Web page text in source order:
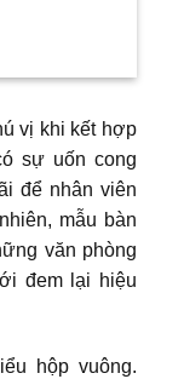
vị khi kết hợp
sự uốn cong
để nhân viên
mẫu bàn
văn phòng
đem lại hiệu
hộp vuông.